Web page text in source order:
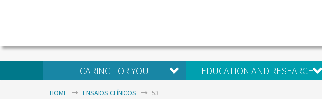
CARING FOR YOU EDUCATION AND RESEARCH
HOME ENSAIOS CLÍNICOS 53